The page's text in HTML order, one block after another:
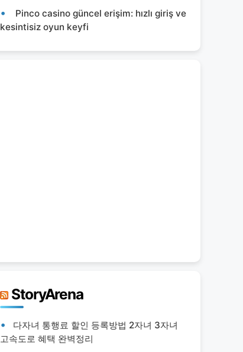
Pinco casino güncel erişim: hızlı giriş ve
kesintisiz oyun keyfi
StoryArena
다자녀 통행료 할인 등록방법 2자녀 3자녀
고속도로 혜택 완벽정리